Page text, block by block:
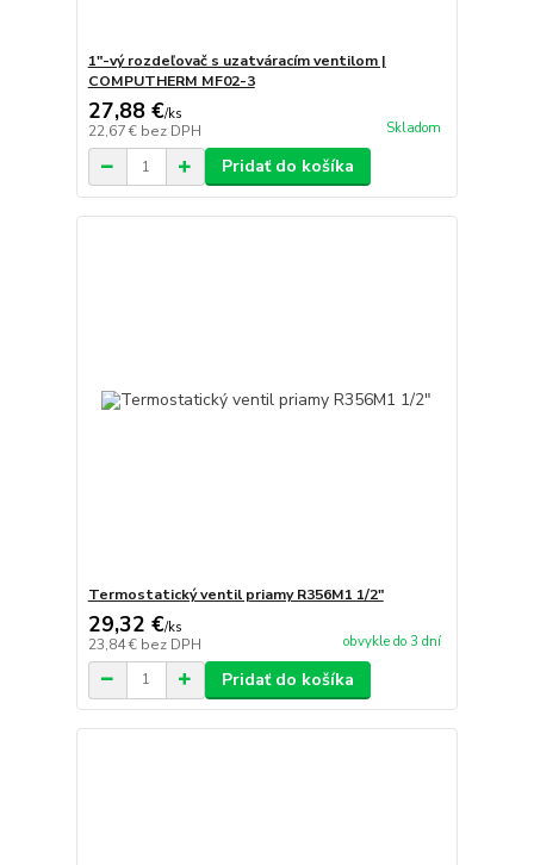
1"-vý rozdeľovač s uzatváracím ventilom |
COMPUTHERM MF02-3
27,88 €/ks
22,67 € bez DPH Skladom
Pridať do košíka
Termostatický ventil priamy R356M1 1/2"
29,32 €/ks
23,84 € bez DPH obvykle do 3 dní
Pridať do košíka